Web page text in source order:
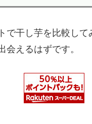
干し芋を比較して
えるはずです。